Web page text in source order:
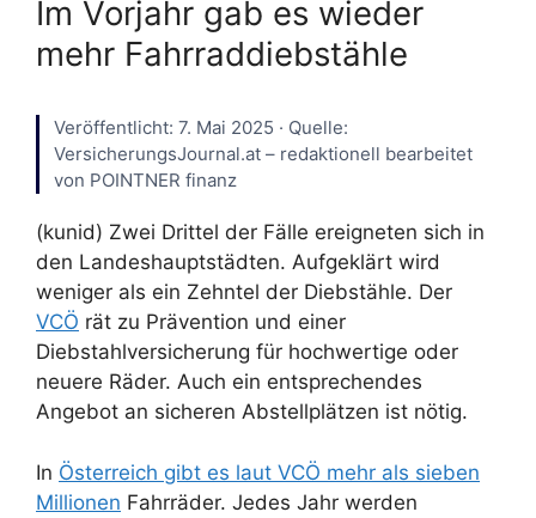
Im Vorjahr gab es wieder
mehr Fahrraddiebstähle
Veröffentlicht: 7. Mai 2025 · Quelle:
VersicherungsJournal.at – redaktionell bearbeitet
von POINTNER finanz
(kunid) Zwei Drittel der Fälle ereigneten sich in
den Landeshauptstädten. Aufgeklärt wird
weniger als ein Zehntel der Diebstähle. Der
VCÖ rät zu Prävention und einer
Diebstahlversicherung für hochwertige oder
neuere Räder. Auch ein entsprechendes
Angebot an sicheren Abstellplätzen ist nötig.
In Österreich gibt es laut VCÖ mehr als sieben
Millionen Fahrräder. Jedes Jahr werden